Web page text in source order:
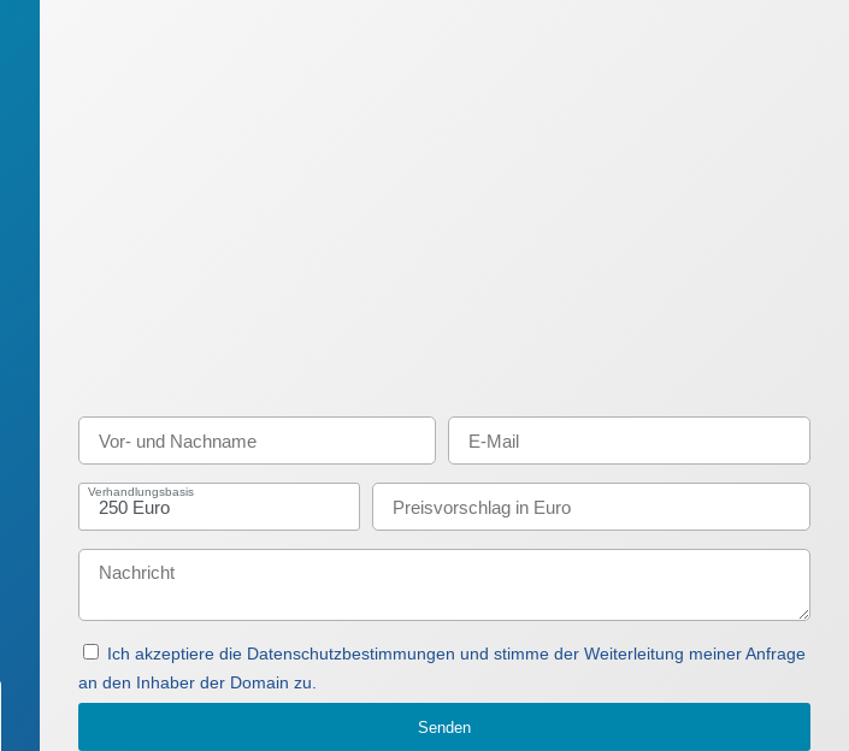
Verhandlungsbasis
Ich akzeptiere die Datenschutzbestimmungen und stimme der Weiterleitung meiner Anfrage
an den Inhaber der Domain zu.
Senden